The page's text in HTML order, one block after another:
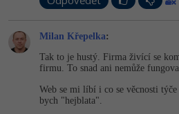
WordPress specialista
SEO specialista
Umělá inteligence (AI) -
Pro děti
Time management
Windows
Linux
Ostatní
Fórum
Příběhy absolventů
Milan Křepelka:
Tak to je hustý. Firma živící se
firmu. To snad ani nemůže
Web se mi líbí i co se věcnosti
bych "hejblata".